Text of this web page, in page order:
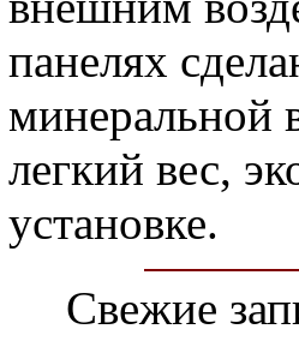
панелях
минеральной
легкий вес,
установке.
Свежие